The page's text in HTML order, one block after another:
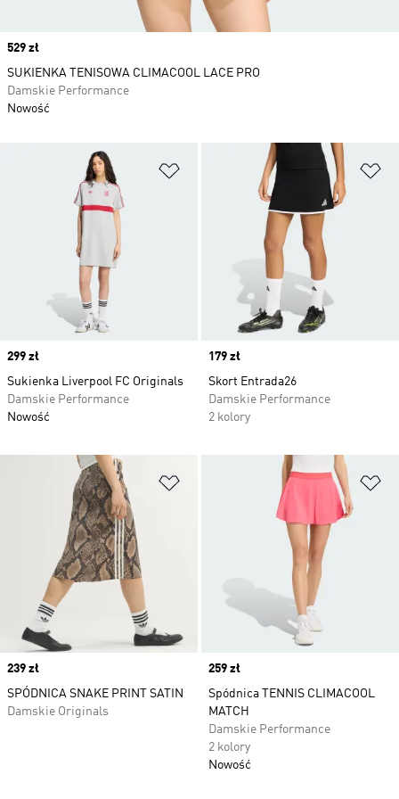
Dodaj do listy życzeń
Price
299 zł
Sukienka Liverpool FC Originals
Damskie Performance
Nowość
Price
179 zł
Skort Entrada26
Damskie Performance
2 kolory
Dodaj do listy życzeń
Price
239 zł
SPÓDNICA SNAKE PRINT SATIN
Damskie Originals
Price
259 zł
Spódnica TENNIS CLIMACOOL
MATCH
Damskie Performance
2 kolory
Nowość
Price
529 zł
SUKIENKA TENISOWA CLIMACOOL LACE PRO
Damskie Performance
Nowość